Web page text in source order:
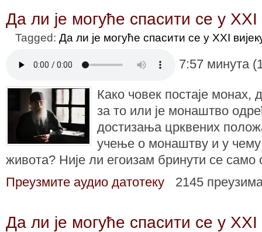
Да ли је могуће спасити се у XXI
Tagged: Да ли је могуће спасити се у XXI
7:57 минута
Како човек постаје монах,
за то или је монаштво
достизања црквених
учење о монаштву и у
живота? Није ли егоизам бринути се
Преузмите аудио датотеку
2145
Да ли је могуће спасити се у XXI